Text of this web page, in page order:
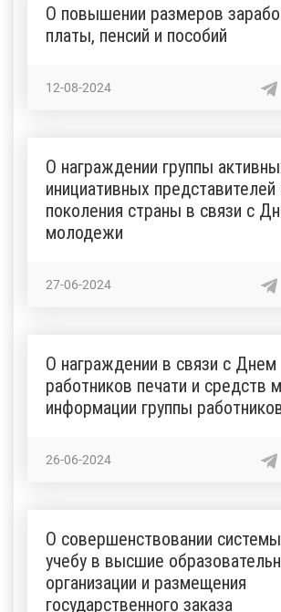
О повышении размеров
платы, пенсий и пособий
12-08-2024
О награждении группы
инициативных
поколения страны в связи с
молодежи
27-06-2024
О награждении в связи с Днем
работников печати и средств
информации группы
26-06-2024
О совершенствовании
учебу в высшие
организации и размещения
государственного заказа